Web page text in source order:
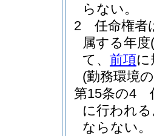
らない。
2
任命権者
属する年度
て、 前項
(勤務環境
第15条の4
に行われ
ならない。